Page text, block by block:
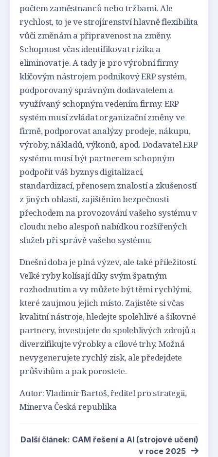
počtem zaměstnanců nebo tržbami. Ale
rychlost, to je ve strojírenství hlavně flexibilita
vůči změnám a připravenost na změny.
Schopnost včas identifikovat rizika a
eliminovat je. A tady je pro výrobní firmy
klíčovým nástrojem podnikový ERP systém,
podporovaný správným dodavatelem a
využívaný schopným vedením firmy. ERP
systém musí zvládat organizační změny ve
firmě, podporovat analýzy prodeje, nákupu,
výroby, nákladů, výkonů, apod. Dodavatel ERP
systému musí být partnerem schopným
podpořit váš byznys digitalizací,
standardizací, přenosem znalostí a zkušeností
z jiných oblastí, zajištěním bezpečnosti
přechodem na provozování vašeho systému v
cloudu nebo alespoň nabídkou rozšířených
služeb při správě vašeho systému.
Dnešní doba je plná výzev, ale také příležitostí.
Velké ryby kolísají díky svým špatným
rozhodnutím a vy můžete být těmi rychlými,
které zaujmou jejich místo. Zajistěte si včas
kvalitní nástroje, hledejte spolehlivé a šikovné
partnery, investujete do spolehlivých zdrojů a
diverzifikujte výrobky a cílové trhy. Možná
nevygenerujete rychlý zisk, ale předejdete
průšvihům a pak porostete.
Autor: Vladimír Bartoš, ředitel pro strategii,
Minerva Česká republika
Další článek: CAM řešení a AI (strojové učení)
v roce 2025